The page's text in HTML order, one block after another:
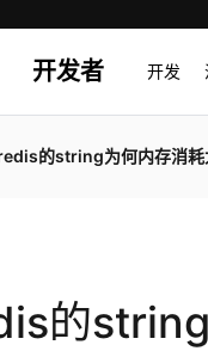
开发者 开发
的string为何内存消耗
的